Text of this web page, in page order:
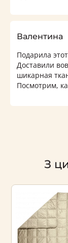
Валентина
Подарила
Доставили
шикарная
Посмотрим,
З